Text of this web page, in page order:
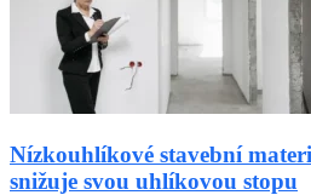
Nízkouhlíkové stavební
snižuje svou uhlíkovou stopu